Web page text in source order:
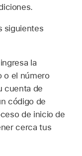
siguientes
la
o el número
cuenta de
código de
de inicio de
cerca tus